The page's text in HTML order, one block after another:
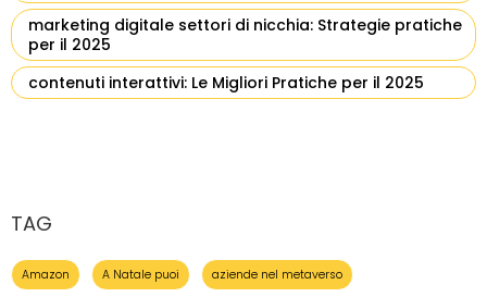
marketing digitale settori di nicchia: Strategie pratiche
per il 2025
contenuti interattivi: Le Migliori Pratiche per il 2025
TAG
Amazon A Natale puoi aziende nel metaverso